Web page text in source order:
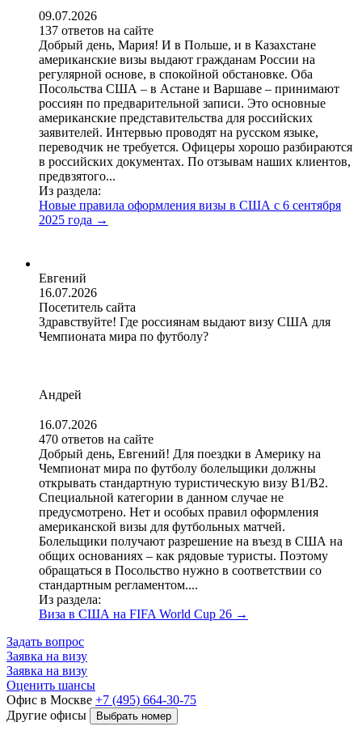
09.07.2026
137 ответов на сайте
Добрый день, Мария! И в Польше, и в Казахстане
американские визы выдают гражданам России на
регулярной основе, в спокойной обстановке. Оба
Посольства США – в Астане и Варшаве – принимают
россиян по предварительной записи. Это основные
американские представительства для российских
заявителей. Интервью проводят на русском языке,
переводчик не требуется. Офицеры хорошо разбираются
в российских документах. По отзывам наших клиентов,
предвзятого...
Из раздела:
Новые правила оформления визы в США с 6 сентября
2025 года →
Евгений
16.07.2026
Посетитель сайта
Здравствуйте! Где россиянам выдают визу США для
Чемпионата мира по футболу?
Андрей
16.07.2026
470 ответов на сайте
Добрый день, Евгений! Для поездки в Америку на
Чемпионат мира по футболу болельщики должны
открывать стандартную туристическую визу B1/B2.
Специальной категории в данном случае не
предусмотрено. Нет и особых правил оформления
американской визы для футбольных матчей.
Болельщики получают разрешение на въезд в США на
общих основаниях – как рядовые туристы. Поэтому
обращаться в Посольство нужно в соответствии со
стандартным регламентом....
Из раздела:
Виза в США на FIFA World Cup 26 →
Задать вопрос
Заявка на визу
Заявка на визу
Оценить шансы
Офис в Москве +7 (495) 664-30-75
Другие офисы
Выбрать номер